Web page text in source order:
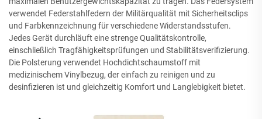
verwendet Federstahlfedern der Militärqualität mit Sicherheitsclips
und Farbkennzeichnung für verschiedene Widerstandsstufen.
Jedes Gerät durchläuft eine strenge Qualitätskontrolle,
einschließlich Tragfähigkeitsprüfungen und Stabilitätsverifizierung.
Die Polsterung verwendet Hochdichtschaumstoff mit
medizinischem Vinylbezug, der einfach zu reinigen und zu
desinfizieren ist und gleichzeitig Komfort und Langlebigkeit bietet.